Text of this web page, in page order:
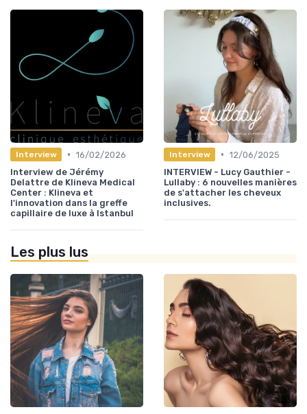
Interview • 16/02/2026
Interview de Jérémy
Delattre de Klineva Medical
Center : Klineva et
l'innovation dans la greffe
capillaire de luxe à Istanbul
Interview • 12/06/2025
INTERVIEW - Lucy Gauthier -
Lullaby : 6 nouvelles manières
de s'attacher les cheveux
inclusives.
Les plus lus